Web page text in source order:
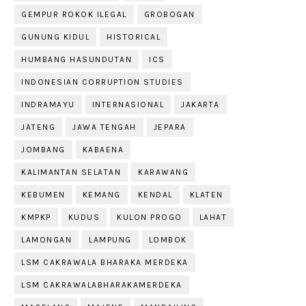
GEMPUR ROKOK ILEGAL GROBOGAN
GUNUNG KIDUL HISTORICAL
HUMBANG HASUNDUTAN ICS
INDONESIAN CORRUPTION STUDIES
INDRAMAYU INTERNASIONAL JAKARTA
JATENG JAWA TENGAH JEPARA
JOMBANG KABAENA
KALIMANTAN SELATAN KARAWANG
KEBUMEN KEMANG KENDAL KLATEN
KMPKP KUDUS KULON PROGO LAHAT
LAMONGAN LAMPUNG LOMBOK
LSM CAKRAWALA BHARAKA MERDEKA
LSM CAKRAWALABHARAKAMERDEKA